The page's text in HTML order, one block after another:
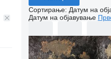
Сортирање: Датум на
Датум на објавување